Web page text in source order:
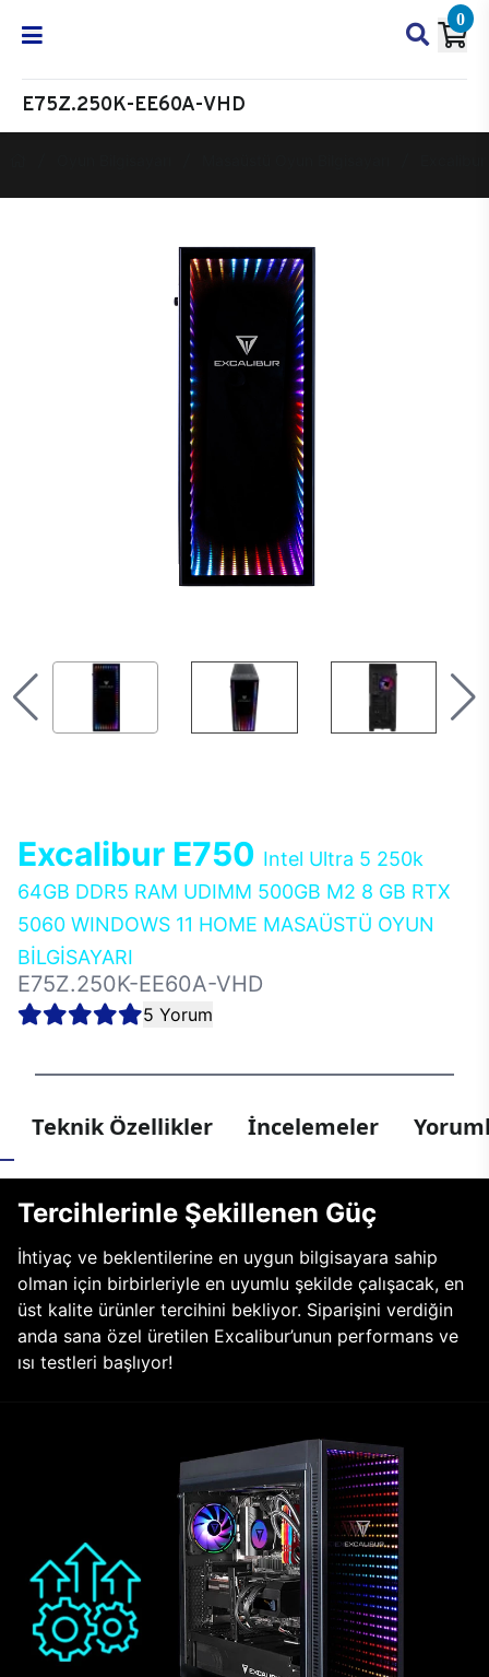
0
E75Z.250K-EE60A-VHD
Excalibur E750 Intel Ultra 5 250k
64GB DDR5 RAM UDIMM 500GB M2 8 GB RTX
5060 WINDOWS 11 HOME MASAÜSTÜ OYUN
BİLGİSAYARI
E75Z.250K-EE60A-VHD
5 Yorum
Teknik Özellikler İncelemeler
Tercihlerinle Şekillenen Güç
İhtiyaç ve beklentilerine en uygun bilgisayara sahip
olman için birbirleriyle en uyumlu şekilde çalışacak, en
üst kalite ürünler tercihini bekliyor. Siparişini verdiğin
anda sana özel üretilen Excalibur’unun performans ve
ısı testleri başlıyor!